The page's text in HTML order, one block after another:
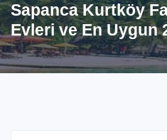
Sapanca Kurtköy
Evleri ve En Uygun